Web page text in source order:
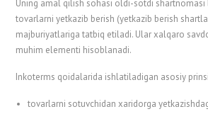
Uning amal qilish sohasi oldi-sotdi shartnomasi
tovarlarni yetkazib berish (yetkazib berish
majburiyatlariga tatbiq etiladi. Ular xalqaro
muhim elementi hisoblanadi.
Inkoterms qoidalarida ishlatiladigan asosiy
tovarlarni sotuvchidan xaridorga